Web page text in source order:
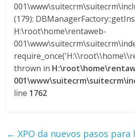
(179):
H:\root\home\rentaweb-
thrown in
line 1762
← XPO da nuevos pasos